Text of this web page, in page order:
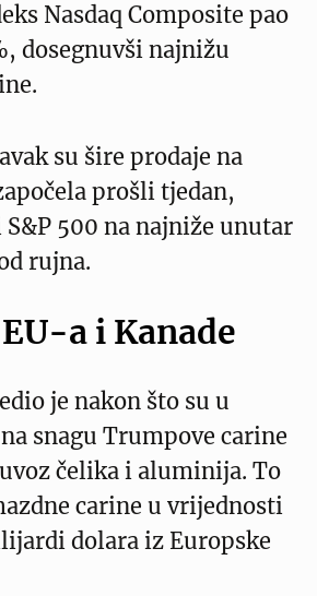
Nasdaq Composite pao
dosegnuvši najnižu
su šire prodaje na
prošli tjedan,
S&P 500 na najniže unutar
rujna.
a i Kanade
je nakon što su u
snagu Trumpove carine
čelika i aluminija. To
carine u vrijednosti
dolara iz Europske